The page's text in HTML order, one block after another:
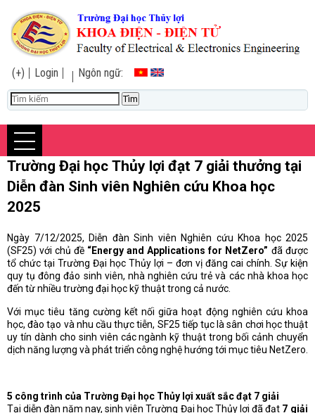
(+) Login Ngôn ngữ:
Trường Đại học Thủy lợi đạt 7 giải thưởng tại
Diễn đàn Sinh viên Nghiên cứu Khoa học
2025
Ngày 7/12/2025, Diễn đàn Sinh viên Nghiên cứu Khoa học 2025
(SF25) với chủ đề “Energy and Applications for NetZero” đã được
tổ chức tại Trường Đại học Thủy lợi – đơn vị đăng cai chính. Sự kiện
quy tụ đông đảo sinh viên, nhà nghiên cứu trẻ và các nhà khoa học
đến từ nhiều trường đại học kỹ thuật trong cả nước.
Với mục tiêu tăng cường kết nối giữa hoạt động nghiên cứu khoa
học, đào tạo và nhu cầu thực tiễn, SF25 tiếp tục là sân chơi học thuật
uy tín dành cho sinh viên các ngành kỹ thuật trong bối cảnh chuyển
dịch năng lượng và phát triển công nghệ hướng tới mục tiêu NetZero.
5 công trình của Trường Đại học Thủy lợi xuất sắc đạt 7 giải
Tại diễn đàn năm nay, sinh viên Trường Đại học Thủy lợi đã đạt 7 giải